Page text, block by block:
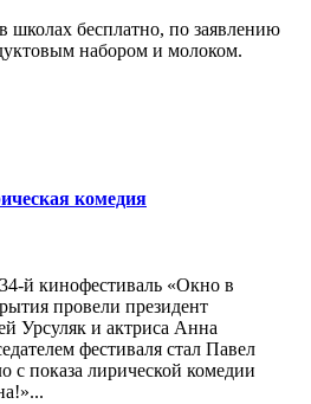
школах бесплатно, по заявлению
набором и молоком.
комедия
й кинофестиваль «Окно в
провели президент
Урсуляк и актриса Анна
фестиваля стал Павел
показа лирической комедии